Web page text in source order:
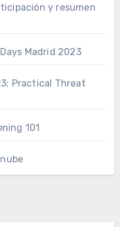
y resumen
Madrid 2023
Practical Threat
101